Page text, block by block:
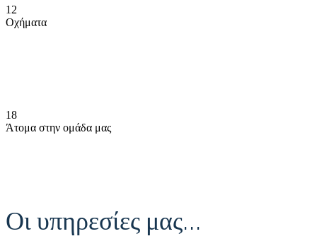
12
Οχήματα
18
Άτομα στην ομάδα μας
Οι υπηρεσίες μας…